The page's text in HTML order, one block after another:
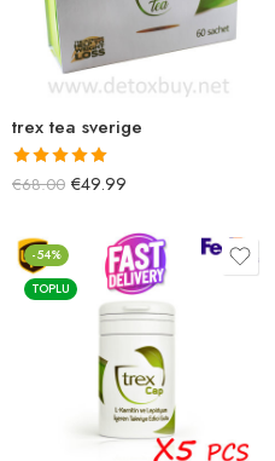
trex tea sverige
5 üzerinden
€68.00 €49.99
-54%
TOPLU